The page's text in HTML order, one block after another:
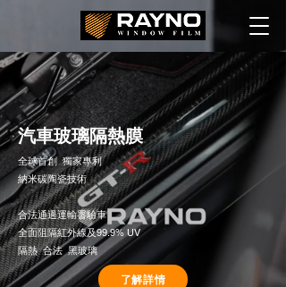
汽車玻璃隔熱膜
​全球首創 獨家專利
納米碳陶瓷技術
合法通過運輸䍝驗車
全面阻隔紅外線及99.9% UV
隔熱 合法 黑玻璃
了解詳情